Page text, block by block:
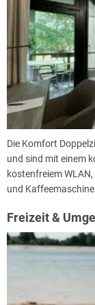
Die Komfort
und sind mit einem
kostenfreiem
und
Freizeit &